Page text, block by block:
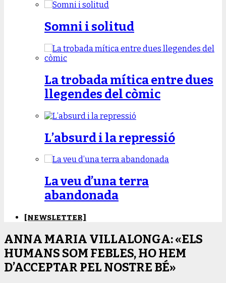
Somni i solitud
La trobada mítica entre dues
llegendes del còmic
L’absurd i la repressió
La veu d’una terra
abandonada
[NEWSLETTER]
ANNA MARIA VILLALONGA: «ELS
HUMANS SOM FEBLES, HO HEM
D’ACCEPTAR PEL NOSTRE BÉ»